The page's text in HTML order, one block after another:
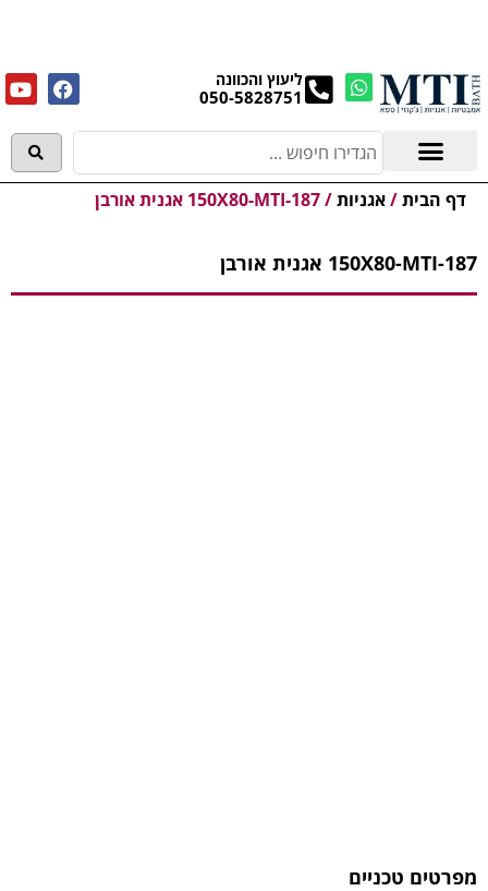
ליעוץ והכוונה
050-5828751
דף הבית/אגניות/150X80-MTI-187 אגנית אורבן
150X80-MTI-187 אגנית אורבן
מפרטים טכניים